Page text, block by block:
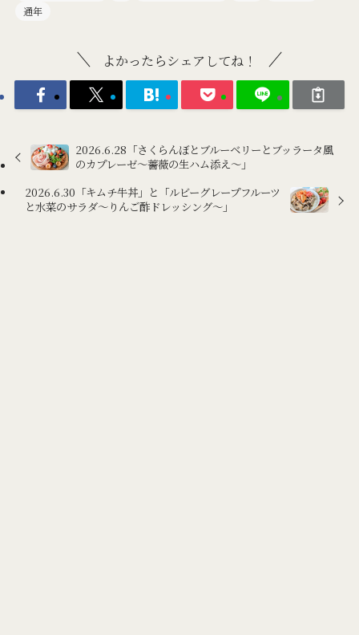
通年
よかったらシェアしてね！
2026.6.28「さくらんぼとブルーベリーとブッラータ風
のカプレーゼ～薔薇の生ハム添え～」
2026.6.30「キムチ牛丼」と「ルビーグレープフルーツ
と水菜のサラダ～りんご酢ドレッシング～」